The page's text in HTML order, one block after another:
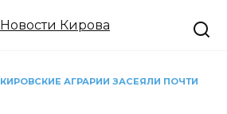
КИРОВСКИЕ АГРАРИИ ЗАСЕЯЛИ ПОЧТИ